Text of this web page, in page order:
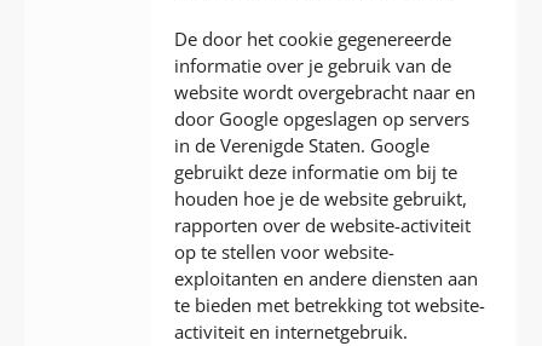
De door het cookie gegenereerde
informatie over je gebruik van de
website wordt overgebracht naar en
door Google opgeslagen op servers
in de Verenigde Staten. Google
gebruikt deze informatie om bij te
houden hoe je de website gebruikt,
rapporten over de website-activiteit
op te stellen voor website-
exploitanten en andere diensten aan
te bieden met betrekking tot website-
activiteit en internetgebruik.